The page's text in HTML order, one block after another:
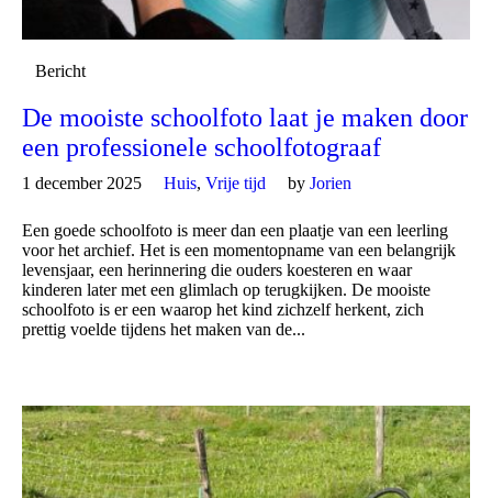
Bericht
De mooiste schoolfoto laat je maken door
een professionele schoolfotograaf
1 december 2025 Huis, Vrije tijd by Jorien
Een goede schoolfoto is meer dan een plaatje van een leerling
voor het archief. Het is een momentopname van een belangrijk
levensjaar, een herinnering die ouders koesteren en waar
kinderen later met een glimlach op terugkijken. De mooiste
schoolfoto is er een waarop het kind zichzelf herkent, zich
prettig voelde tijdens het maken van de...